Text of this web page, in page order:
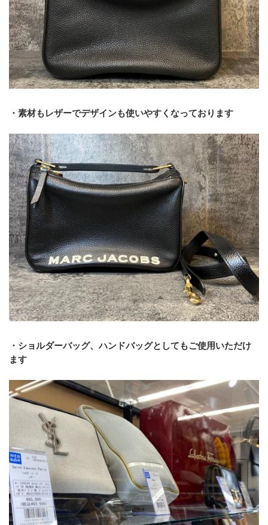
・素材もレザーでデザインも使いやすくなっております
・ショルダーバッグ、ハンドバッグとしてもご使用いただけ
ます